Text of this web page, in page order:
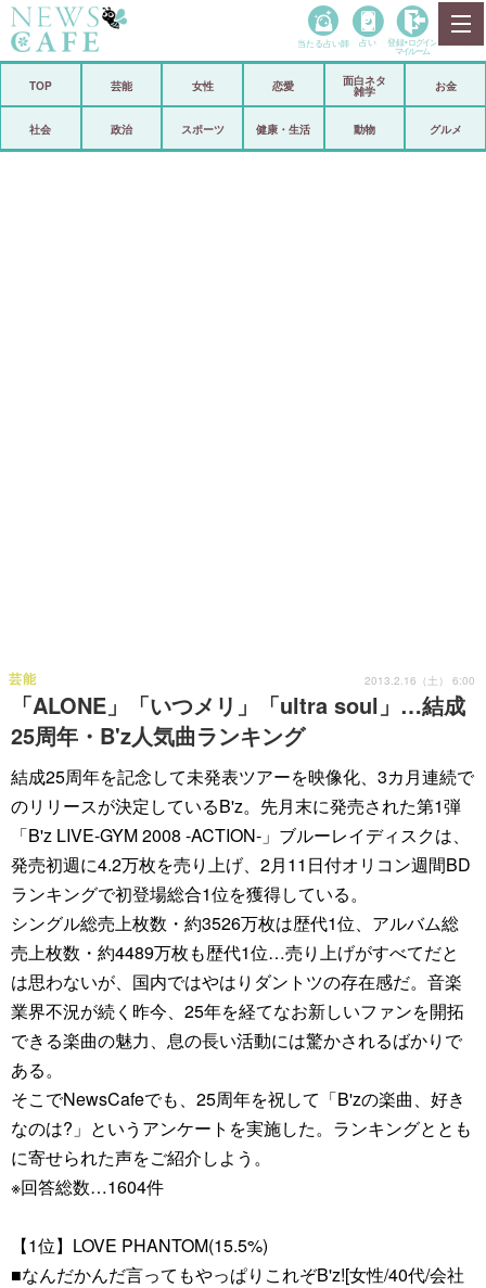
政治
当たる占い師 占い 登録• ログイン
マイルーム
TOP 芸能 女性 恋愛
面白ネタ
雑学
お金
社会 政治 スポーツ 健康・生活 動物 グルメ
「ALONE」「いつメリ」「ultra soul」…結成
25周年・B'z人気曲ランキング
芸能 2013.2.16（土） 6:00
結成25周年を記念して未発表ツアーを映像化、3カ月連続で
のリリースが決定しているB'z。先月末に発売された第1弾
「B'z LIVE-GYM 2008 -ACTION-」ブルーレイディスクは、
発売初週に4.2万枚を売り上げ、2月11日付オリコン週間BD
ランキングで初登場総合1位を獲得している。
シングル総売上枚数・約3526万枚は歴代1位、アルバム総
売上枚数・約4489万枚も歴代1位…売り上げがすべてだと
は思わないが、国内ではやはりダントツの存在感だ。音楽
業界不況が続く昨今、25年を経てなお新しいファンを開拓
できる楽曲の魅力、息の長い活動には驚かされるばかりで
ある。
そこでNewsCafeでも、25周年を祝して「B'zの楽曲、好き
なのは?」というアンケートを実施した。ランキングととも
に寄せられた声をご紹介しよう。
※回答総数…1604件
【1位】LOVE PHANTOM(15.5%)
■なんだかんだ言ってもやっぱりこれぞB'z![女性/40代/会社